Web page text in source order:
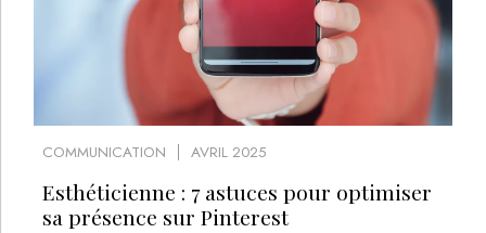
COMMUNICATION AVRIL 2025
Esthéticienne : 7 astuces pour optimiser
sa présence sur Pinterest